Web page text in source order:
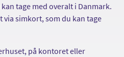
tage med overalt i Danmark.
via simkort, som du kan tage
på kontoret eller